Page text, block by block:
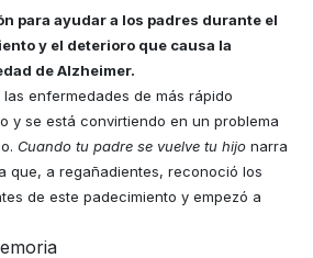
para ayudar a los padres durante el
y el deterioro que causa la
de Alzheimer.
enfermedades de más rápido
y se está convirtiendo en un problema
Cuando tu padre se vuelve tu hijo narra
que, a regañadientes, reconoció los
de este padecimiento y empezó a